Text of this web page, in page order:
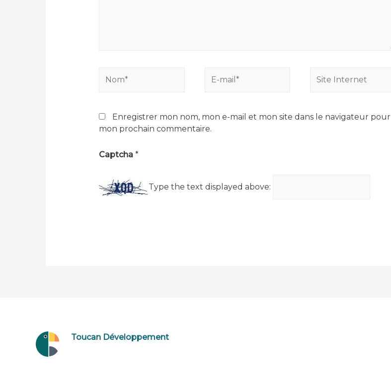
mail*
Internet
Enregistrer mon nom, mon e-mail et mon site dans le navigateur pour
mon prochain commentaire.
Captcha *
Type the text displayed above:
Toucan Développement